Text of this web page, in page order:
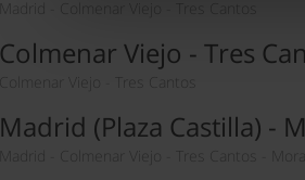
para mantener activa esta
mostrarte publicidad y
Colmenar Viejo - Tres
Madrid (Plaza Castilla) -
Madrid - Colmenar Viejo - Tres Cantos -